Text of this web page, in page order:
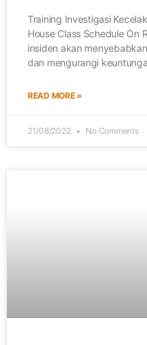
Training Investigasi
House Class Schedule On
insiden akan
dan mengurangi
READ MORE »
21/08/2022 No Comments